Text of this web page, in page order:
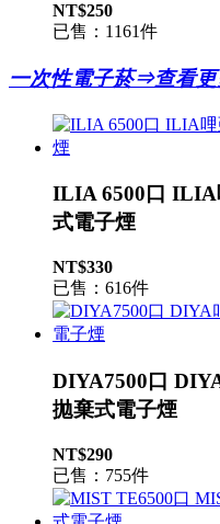
NT$250
已售：1161件
一次性電子菸⇒查看
ILIA 6500口 ILIA
式電子煙
NT$330
已售：616件
DIYA7500口
拋棄式電子煙
NT$290
已售：755件